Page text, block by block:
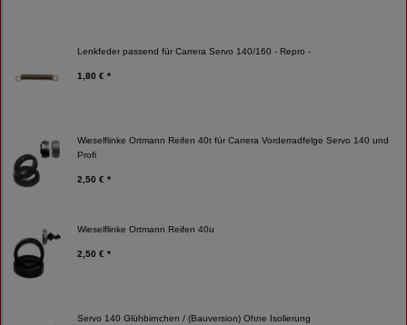
Lenkfeder passend für Carrera Servo 140/160 - Repro -
1,80 € *
Wieselflinke Ortmann Reifen 40t für Carrera Vorderradfelge Servo 140 und
Profi
2,50 € *
Wieselflinke Ortmann Reifen 40u
2,50 € *
Servo 140 Glühbirnchen / (Bauversion) Ohne Isolierung